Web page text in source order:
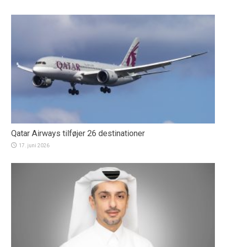
Qatar Airways tilføjer 26 destinationer
17. juni 2026